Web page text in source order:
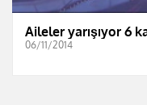
Aileler yarışıyor 6
06/11/2014